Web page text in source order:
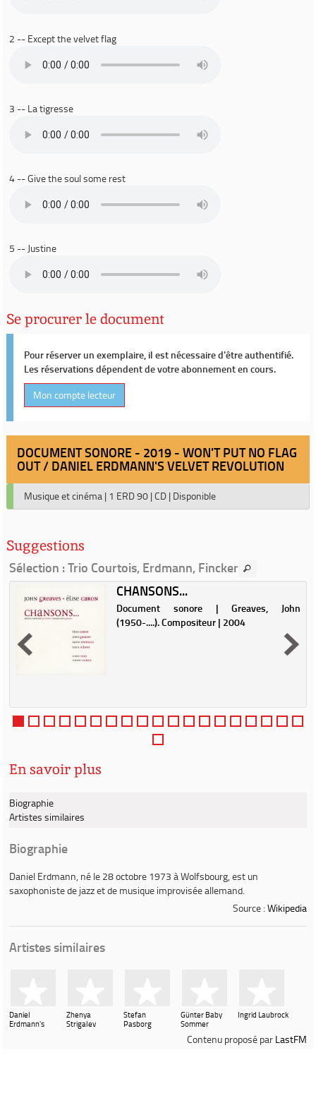
2 -- Except the velvet flag
3 -- La tigresse
4 -- Give the soul some rest
5 -- Justine
Se procurer le document
Pour réserver un exemplaire, il est nécessaire d'être authentifié.
Les réservations dépendent de votre abonnement en cours.
Mon compte lecteur
DOCUMENT SONORE - 2019 - WON'T PUT NO FLAG
OUT / DANIEL ERDMANN'S VELVET REVOLUTION
Musique et cinéma | 1 ERD 90 | CD | Disponible
Suggestions
Sélection : Trio Courtois, Erdmann, Fincker
CHANSONS...
Document sonore | Greaves, John
(1950-....). Compositeur | 2004
En savoir plus
Biographie
Artistes similaires
Biographie
Daniel Erdmann, né le 28 octobre 1973 à Wolfsbourg, est un
saxophoniste de jazz et de musique improvisée allemand.
Source : Wikipedia
Artistes similaires
Daniel
Erdmann's
Zhenya
Strigalev
Stefan
Pasborg
Günter Baby
Sommer
Ingrid Laubrock
Contenu proposé par LastFM